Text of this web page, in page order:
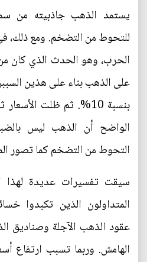
يستمد الذهب جاذبيته من
للتحوط من التضخم. ومع ذلك،
الحرب، وهو الحدث الذي كان
على الذهب بناء على هذين
بنسبة 10%. ثم ظلت
الواضح أن الذهب ليس
التحوط من التضخم كما تصور
سيقت تفسيرات عديدة لهذا
المتداولون الذين تكبدوا
عقود الذهب الآجلة وصناديق
الهامش. وربما تسبب ارتفاع